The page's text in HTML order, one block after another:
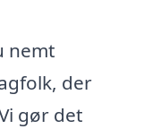
nemt
der
gør det